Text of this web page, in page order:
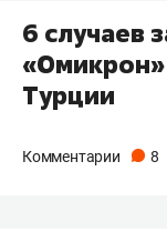
6 случаев
«Омикрон»
Турции
Комментарии 8